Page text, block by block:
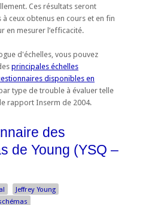
Ces résultats seront
ceux obtenus en cours et en fin
en mesurer l’efficacité.
d'échelles, vous pouvez
principales échelles
disponibles en
type de trouble à évaluer telle
rapport Inserm de 2004.
des
de Young (YSQ –
Jeffrey Young